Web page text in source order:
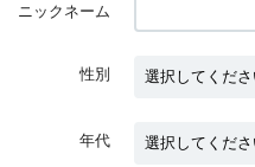
ニックネーム
性別
年代